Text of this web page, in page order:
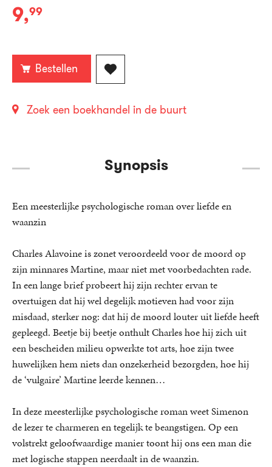
E-
9,99
Bestellen
Zoek een boekhandel in de buurt
Synopsis
Een meesterlijke psychologische roman over liefde en
waanzin
Charles Alavoine is zonet veroordeeld voor de moord op
zijn minnares Martine, maar niet met voorbedachten rade.
In een lange brief probeert hij zijn rechter ervan te
overtuigen dat hij wel degelijk motieven had voor zijn
misdaad, sterker nog: dat hij de moord louter uit liefde heeft
gepleegd. Beetje bij beetje onthult Charles hoe hij zich uit
een bescheiden milieu opwerkte tot arts, hoe zijn twee
huwelijken hem niets dan onzekerheid bezorgden, hoe hij
de ‘vulgaire’ Martine leerde kennen…
In deze meesterlijke psychologische roman weet Simenon
de lezer te charmeren en tegelijk te beangstigen. Op een
volstrekt geloofwaardige manier toont hij ons een man die
met logische stappen neerdaalt in de waanzin.